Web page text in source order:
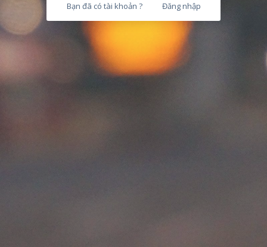
Bạn đã có tài khoản ? Đăng nhập